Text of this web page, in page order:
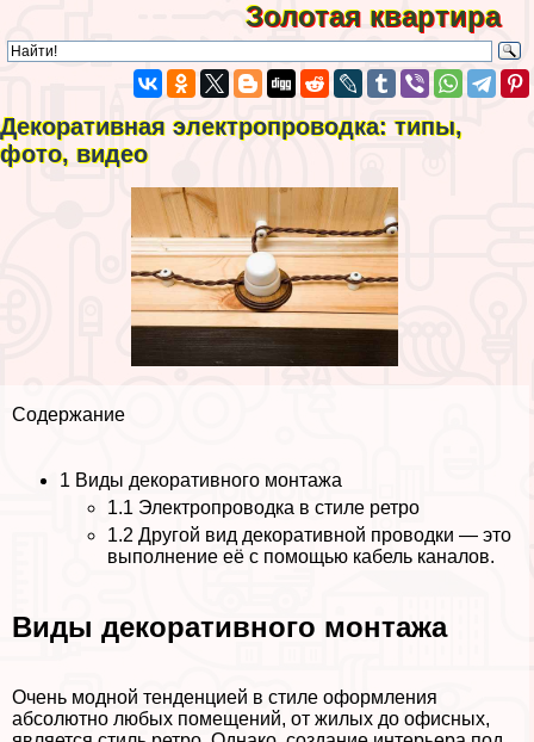
Золотая квартира
Декоративная электропроводка: типы,
фото, видео
Содержание
1 Виды декоративного монтажа
1.1 Электропроводка в стиле ретро
1.2 Другой вид декоративной проводки — это
выполнение её с помощью кабель каналов.
Виды декоративного монтажа
Очень модной тенденцией в стиле оформления
абсолютно любых помещений, от жилых до офисных,